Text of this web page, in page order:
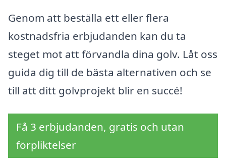
Genom att beställa ett eller flera
kostnadsfria erbjudanden kan du ta
steget mot att förvandla dina golv. Låt oss
guida dig till de bästa alternativen och se
till att ditt golvprojekt blir en succé!
Få 3 erbjudanden, gratis och utan
förpliktelser